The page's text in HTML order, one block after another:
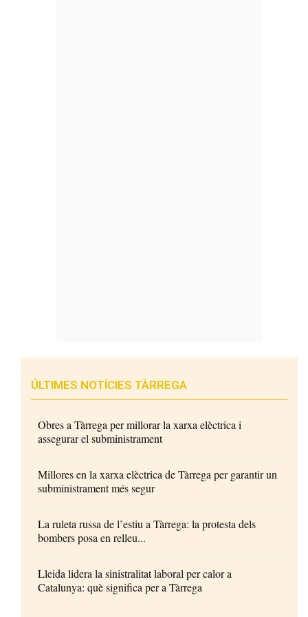
ÚLTIMES NOTÍCIES TÀRREGA
Obres a Tàrrega per millorar la xarxa elèctrica i
assegurar el subministrament
Millores en la xarxa elèctrica de Tàrrega per garantir un
subministrament més segur
La ruleta russa de l’estiu a Tàrrega: la protesta dels
bombers posa en relleu...
Lleida lidera la sinistralitat laboral per calor a
Catalunya: què significa per a Tàrrega